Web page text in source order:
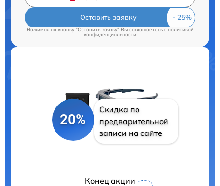
Оставить заявку
Нажимая на кнопку "Оставить заявку" Вы соглашаетесь cполитикой
конфиденциальности
20%
Скидка по
предварительной
записи на сайте
Конец акции